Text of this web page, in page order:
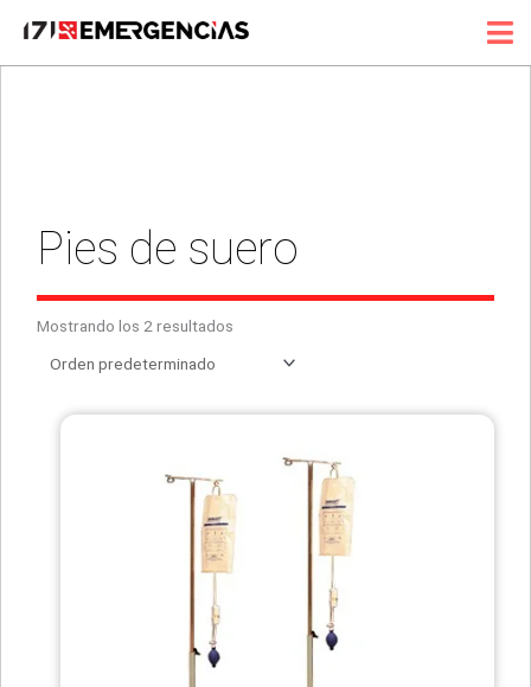
contenido
Pies de suero
Mostrando los 2 resultados